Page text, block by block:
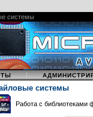
системы
|
системы
Работа с библиотеками